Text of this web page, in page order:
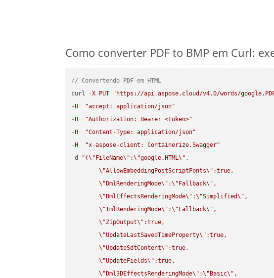
Como converter PDF to BMP em Curl:
// Convertendo PDF em HTML
curl
-X PUT
"https://api.aspose.cloud/v4.0/words/
- H
"accept: application/json"
- H
"Authorization: Bearer <token>"
- H
"Content-Type: application/json"
- H
"x-aspose-client: Containerize.Swagger"
-d "{\" FileName\" :\"google.HTML\" ,
\"AllowEmbeddingPostScriptFonts\" :true,
\" DmlRenderingMode\" :\" Fallback\" ,
\" DmlEffectsRenderingMode\" :\"Simplified\" ,
\"ImlRenderingMode\" :\" Fallback\" ,
\"ZipOutput\" :true,
\"UpdateLastSavedTimeProperty\" :true,
\"UpdateSdtContent\" :true,
\"UpdateFields\" :true,
\" Dml3DEffectsRenderingMode\" :\" Basic\" ,